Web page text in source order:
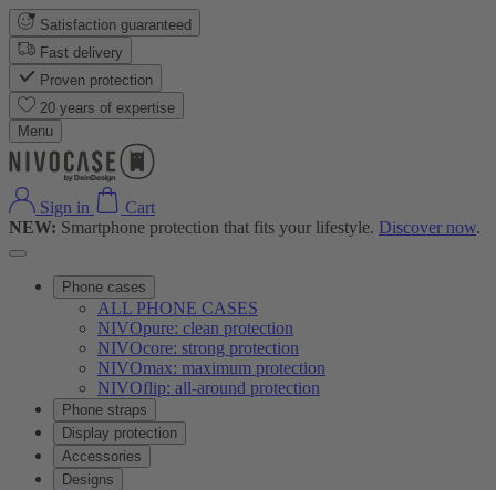
Satisfaction guaranteed
Fast delivery
Proven protection
20 years of expertise
Menu
Sign in
Cart
NEW: Smartphone protection that fits your lifestyle. Discover now.
Phone cases
ALL PHONE CASES
NIVOpure: clean protection
NIVOcore: strong protection
NIVOmax: maximum protection
NIVOflip: all-around protection
Phone straps
Display protection
Accessories
Designs